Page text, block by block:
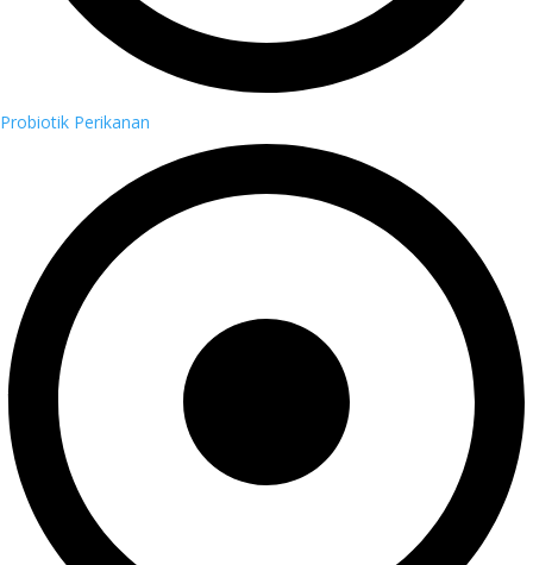
Probiotik Perikanan